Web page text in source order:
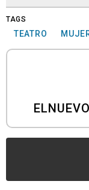
TAGS
TEATRO